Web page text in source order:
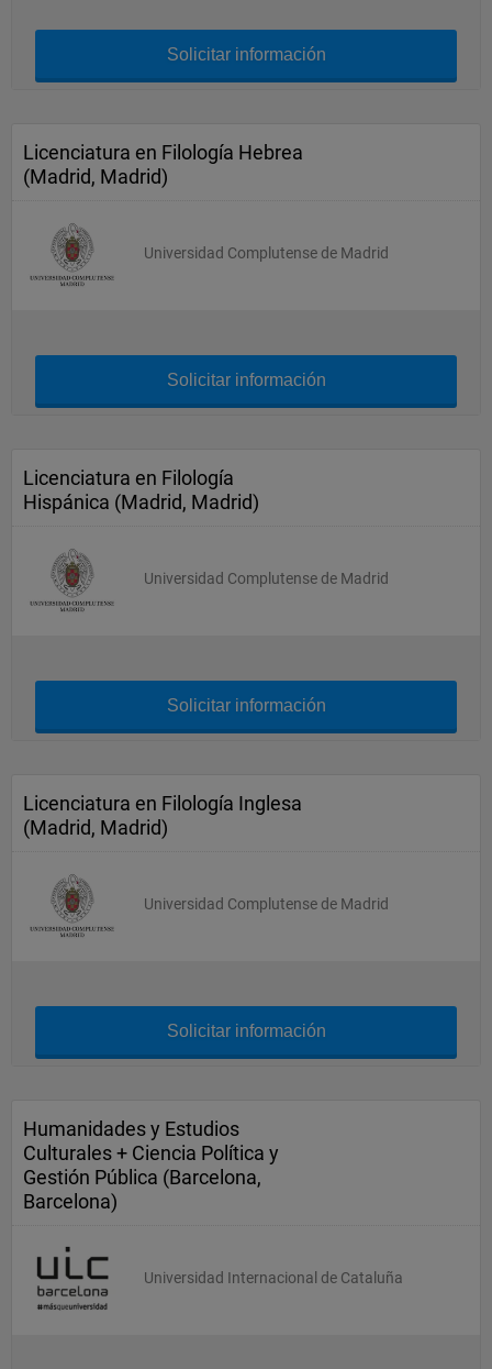
Solicitar información
Licenciatura en Filología Hebrea
(Madrid, Madrid)
Universidad Complutense de Madrid
Solicitar información
Licenciatura en Filología
Hispánica (Madrid, Madrid)
Universidad Complutense de Madrid
Solicitar información
Licenciatura en Filología Inglesa
(Madrid, Madrid)
Universidad Complutense de Madrid
Solicitar información
Humanidades y Estudios
Culturales + Ciencia Política y
Gestión Pública (Barcelona,
Barcelona)
Universidad Internacional de Cataluña